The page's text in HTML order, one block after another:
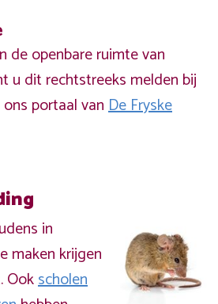
de openbare ruimte van
u dit rechtstreeks melden bij
portaal vanDe Fryske
in
maken krijgen
Ookscholen